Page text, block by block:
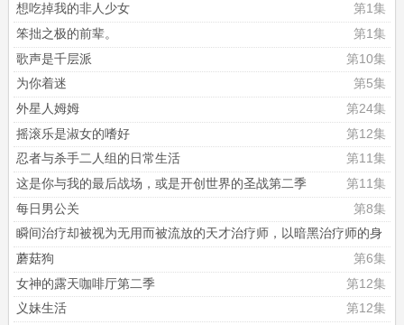
想吃掉我的非人少女
第1集
笨拙之极的前辈。
第1集
歌声是千层派
第10集
为你着迷
第5集
外星人姆姆
第24集
摇滚乐是淑女的嗜好
第12集
忍者与杀手二人组的日常生活
第11集
这是你与我的最后战场，或是开创世界的圣战第二季
第11集
每日男公关
第8集
瞬间治疗却被视为无用而被流放的天才治疗师，以暗黑治疗师的身
份幸福地生活着
第4集
蘑菇狗
第6集
女神的露天咖啡厅第二季
第12集
义妹生活
第12集